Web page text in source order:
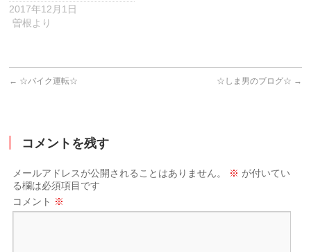
2017年12月1日
曽根より
← ☆バイク運転☆ ☆しま男のブログ☆ →
コメントを残す
メールアドレスが公開されることはありません。 ※ が付いてい
る欄は必須項目です
コメント ※